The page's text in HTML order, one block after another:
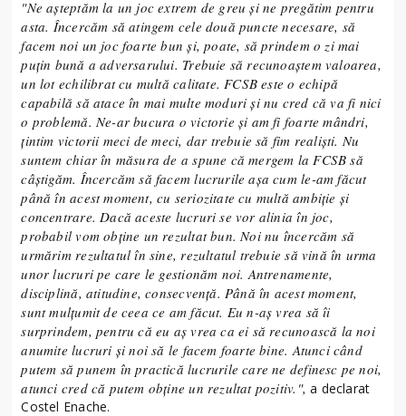
"Ne aşteptăm la un joc extrem de greu şi ne pregătim pentru
asta. Încercăm să atingem cele două puncte necesare, să
facem noi un joc foarte bun şi, poate, să prindem o zi mai
puţin bună a adversarului. Trebuie să recunoaştem valoarea,
un lot echilibrat cu multă calitate. FCSB este o echipă
capabilă să atace în mai multe moduri şi nu cred că va fi nici
o problemă. Ne-ar bucura o victorie şi am fi foarte mândri,
ţintim victorii meci de meci, dar trebuie să fim realişti. Nu
suntem chiar în măsura de a spune că mergem la FCSB să
câştigăm. Încercăm să facem lucrurile aşa cum le-am făcut
până în acest moment, cu seriozitate cu multă ambiţie şi
concentrare. Dacă aceste lucruri se vor alinia în joc,
probabil vom obţine un rezultat bun. Noi nu încercăm să
urmărim rezultatul în sine, rezultatul trebuie să vină în urma
unor lucruri pe care le gestionăm noi. Antrenamente,
disciplină, atitudine, consecvenţă. Până în acest moment,
sunt mulţumit de ceea ce am făcut. Eu n-aş vrea să îi
surprindem, pentru că eu aş vrea ca ei să recunoască la noi
anumite lucruri şi noi să le facem foarte bine. Atunci când
putem să punem în practică lucrurile care ne definesc pe noi,
atunci cred că putem obţine un rezultat pozitiv.",a declarat
Costel Enache.